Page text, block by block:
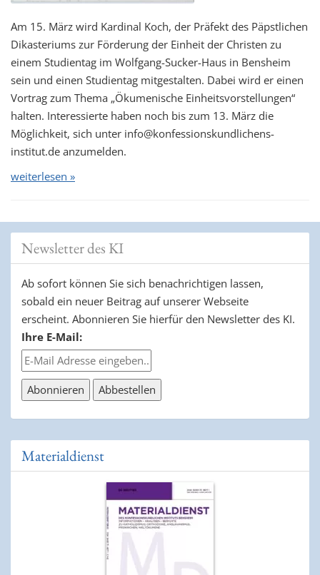
Am 15. März wird Kardinal Koch, der Präfekt des Päpstlichen
Dikasteriums zur Förderung der Einheit der Christen zu
einem Studientag im Wolfgang-Sucker-Haus in Bensheim
sein und einen Studientag mitgestalten. Dabei wird er einen
Vortrag zum Thema „Ökumenische Einheitsvorstellungen“
halten. Interessierte haben noch bis zum 13. März die
Möglichkeit, sich unter info@konfessionskundlichens-
institut.de anzumelden.
weiterlesen »
Newsletter des KI
Ab sofort können Sie sich benachrichtigen lassen,
sobald ein neuer Beitrag auf unserer Webseite
erscheint. Abonnieren Sie hierfür den Newsletter des KI.
Ihre E-Mail:
Materialdienst